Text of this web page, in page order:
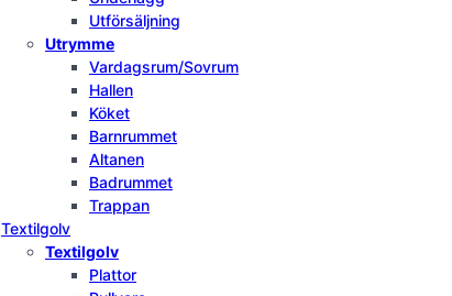
Utförsäljning
Utrymme
Vardagsrum/Sovrum
Hallen
Köket
Barnrummet
Altanen
Badrummet
Trappan
Textilgolv
Textilgolv
Plattor